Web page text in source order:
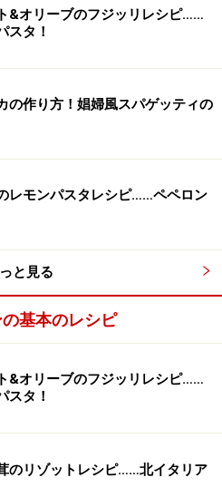
りにする。
りにする。
&オリーブのフジッリレシピ……
スタ！
の作り方！娼婦風スパゲッティの
レモンパスタレシピ……ペペロン
と見る
基本のレシピ
&オリーブのフジッリレシピ……
スタ！
のリゾットレシピ……北イタリア